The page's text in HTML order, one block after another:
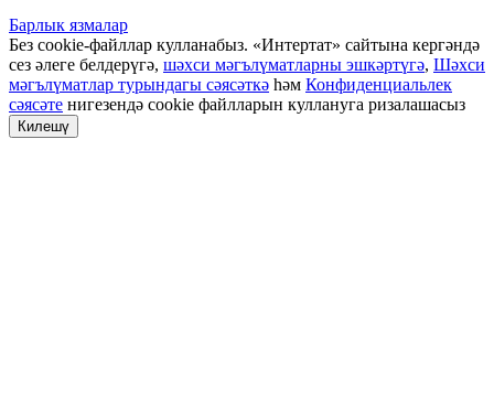
Барлык язмалар
Без cookie-файллар кулланабыз. «Интертат» сайтына кергәндә
сез әлеге белдерүгә, шәхси мәгълүматларны эшкәртүгә, Шәхси
мәгълүматлар турындагы сәясәткә һәм Конфиденциальлек
сәясәте нигезендә cookie файлларын куллануга ризалашасыз
Килешү